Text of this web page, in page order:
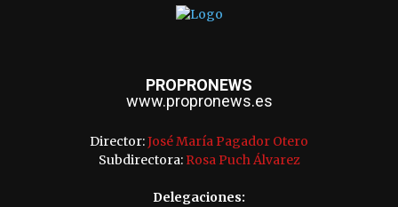
PROPRONEWS
www.propronews.es
Director:José María Pagador Otero
Subdirectora: Rosa Puch Álvarez
Delegaciones: